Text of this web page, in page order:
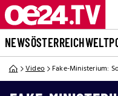
NEWSÖSTERREICHWELT
Video Fake-Ministerium: